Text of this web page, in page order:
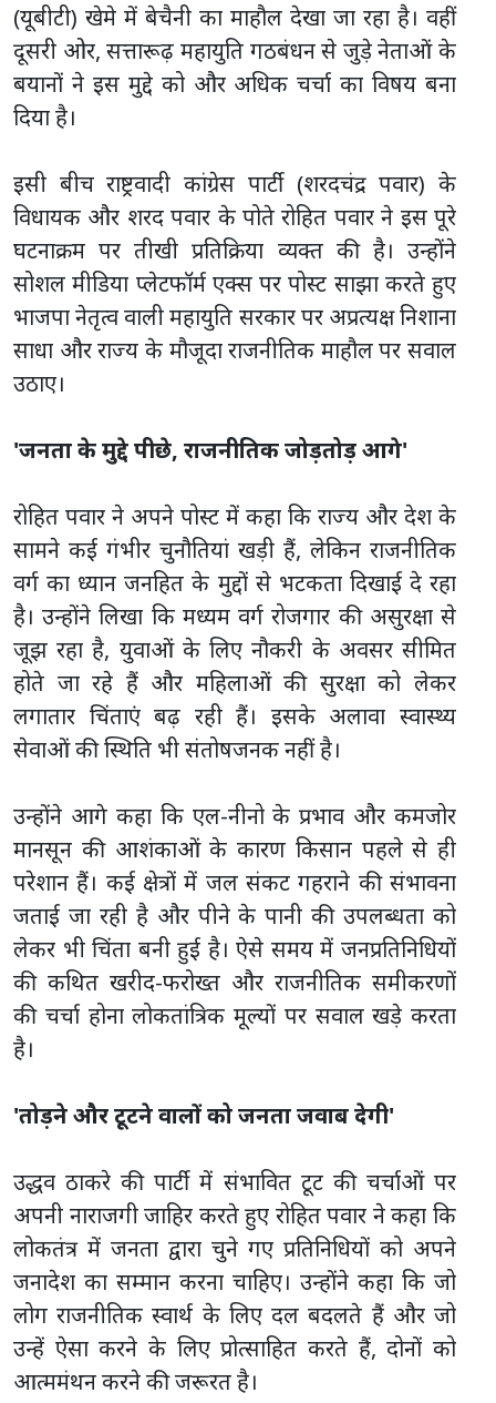
(यूबीटी) खेमे में बेचैनी का माहौल देखा जा रहा है। वहीं
दूसरी ओर, सत्तारूढ़ महायुति गठबंधन से जुड़े नेताओं के
बयानों ने इस मुद्दे को और अधिक चर्चा का विषय बना
दिया है।
इसी बीच राष्ट्रवादी कांग्रेस पार्टी (शरदचंद्र पवार) के
विधायक और शरद पवार के पोते रोहित पवार ने इस पूरे
घटनाक्रम पर तीखी प्रतिक्रिया व्यक्त की है। उन्होंने
सोशल मीडिया प्लेटफॉर्म एक्स पर पोस्ट साझा करते हुए
भाजपा नेतृत्व वाली महायुति सरकार पर अप्रत्यक्ष निशाना
साधा और राज्य के मौजूदा राजनीतिक माहौल पर सवाल
उठाए।
'जनता के मुद्दे पीछे, राजनीतिक जोड़तोड़ आगे'
रोहित पवार ने अपने पोस्ट में कहा कि राज्य और देश के
सामने कई गंभीर चुनौतियां खड़ी हैं, लेकिन राजनीतिक
वर्ग का ध्यान जनहित के मुद्दों से भटकता दिखाई दे रहा
है। उन्होंने लिखा कि मध्यम वर्ग रोजगार की असुरक्षा से
जूझ रहा है, युवाओं के लिए नौकरी के अवसर सीमित
होते जा रहे हैं और महिलाओं की सुरक्षा को लेकर
लगातार चिंताएं बढ़ रही हैं। इसके अलावा स्वास्थ्य
सेवाओं की स्थिति भी संतोषजनक नहीं है।
उन्होंने आगे कहा कि एल-नीनो के प्रभाव और कमजोर
मानसून की आशंकाओं के कारण किसान पहले से ही
परेशान हैं। कई क्षेत्रों में जल संकट गहराने की संभावना
जताई जा रही है और पीने के पानी की उपलब्धता को
लेकर भी चिंता बनी हुई है। ऐसे समय में जनप्रतिनिधियों
की कथित खरीद-फरोख्त और राजनीतिक समीकरणों
की चर्चा होना लोकतांत्रिक मूल्यों पर सवाल खड़े करता
है।
'तोड़ने और टूटने वालों को जनता जवाब देगी'
उद्धव ठाकरे की पार्टी में संभावित टूट की चर्चाओं पर
अपनी नाराजगी जाहिर करते हुए रोहित पवार ने कहा कि
लोकतंत्र में जनता द्वारा चुने गए प्रतिनिधियों को अपने
जनादेश का सम्मान करना चाहिए। उन्होंने कहा कि जो
लोग राजनीतिक स्वार्थ के लिए दल बदलते हैं और जो
उन्हें ऐसा करने के लिए प्रोत्साहित करते हैं, दोनों को
आत्ममंथन करने की जरूरत है।